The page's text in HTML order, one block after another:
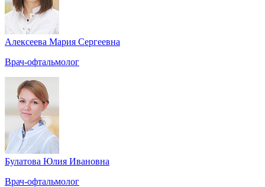
Алексеева Мария Сергеевна
Врач-офтальмолог
Булатова Юлия Ивановна
Врач-офтальмолог